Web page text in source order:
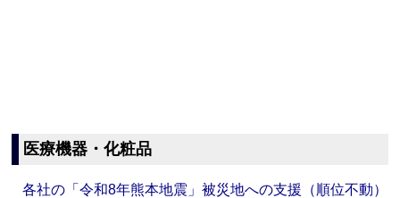
医療機器・化粧品
各社の「令和8年熊本地震」被災地への支援（順位不動）